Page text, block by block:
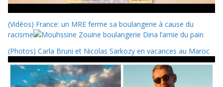
(Vidéos) France: un MRE ferme sa boulangerie à cause du
racisme
(Photos) Carla Bruni et Nicolas Sarkozy en vacances au Maroc